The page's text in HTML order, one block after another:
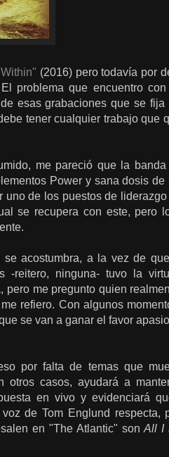
(2016) pero todavía por
El problema que encuentro
esas grabaciones que se fija
tener cualquier trabajo que
me pareció que la banda
Power y sana dosis de
uno de los puestos de liderazgo
se recupera con este, pero
acostumbra, a la vez de
-reitero, ninguna- tuvo la
pero me pregunto quien
refiero. Con algunos
se van a ganar el favor
por falta de temas que
otros casos, ayudará a
en vivo y evidenciará
de Tom Englund respecta,
en "The Atlantic" sonAll I